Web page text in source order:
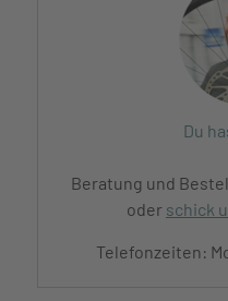
Du
Beratung und
oder schick
Telefonzeiten: